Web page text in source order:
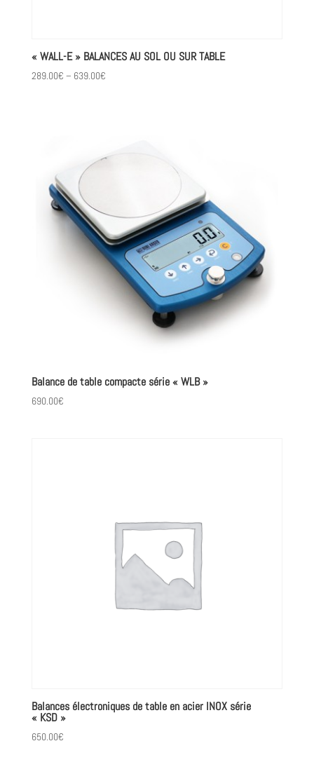
« WALL-E » BALANCES AU SOL OU SUR TABLE
289.00€ – 639.00€
Balance de table compacte série « WLB »
690.00€
Balances électroniques de table en acier INOX série
« KSD »
650.00€